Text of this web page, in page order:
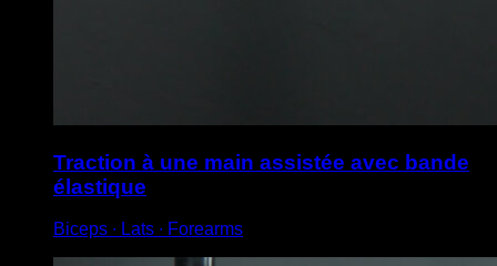
Traction à une main assistée avec bande
élastique
Biceps ∙ Lats ∙ Forearms